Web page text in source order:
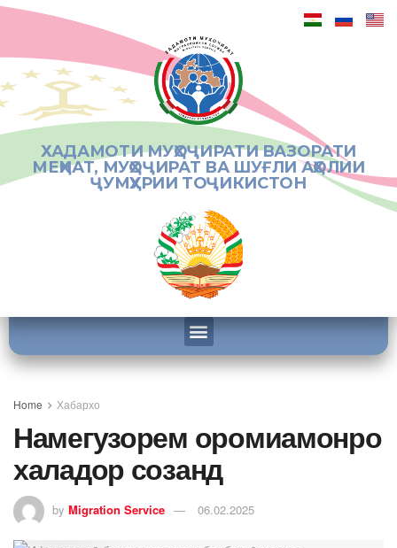
ХАДАМОТИ МУҲОҶИРАТИ ВАЗОРАТИ
МЕҲНАТ, МУҲОҶИРАТ ВА ШУҒЛИ АҲОЛИИ
ҶУМҲУРИИ ТОҶИКИСТОН
Home Хабархо
Намегузорем оромиамонро
халадор созанд
by Migration Service 06.02.2025